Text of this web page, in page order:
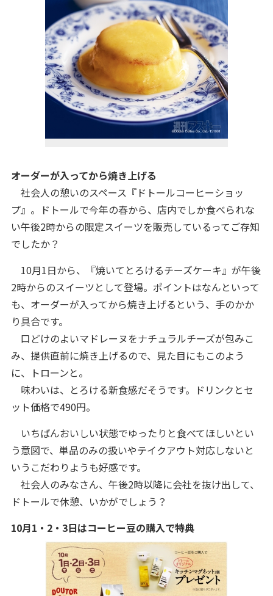
オーダーが入ってから焼き上げる
社会人の憩いのスペース『ドトールコーヒーショッ
プ』。ドトールで今年の春から、店内でしか食べられな
い午後2時からの限定スイーツを販売しているってご存知
でしたか？
10月1日から、『焼いてとろけるチーズケーキ』が午後
2時からのスイーツとして登場。ポイントはなんといって
も、オーダーが入ってから焼き上げるという、手のかか
り具合です。
口どけのよいマドレーヌをナチュラルチーズが包みこ
み、提供直前に焼き上げるので、見た目にもこのよう
に、トローンと。
味わいは、とろける新食感だそうです。ドリンクとセ
ット価格で490円。
いちばんおいしい状態でゆったりと食べてほしいとい
う意図で、単品のみの扱いやテイクアウト対応しないと
いうこだわりようも好感です。
社会人のみなさん、午後2時以降に会社を抜け出して、
ドトールで休憩、いかがでしょう？
10月1・2・3日はコーヒー豆の購入で特典